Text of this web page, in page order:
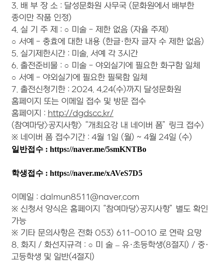
3. 배 부 장 소 : 달성문화원 사무국 (문화원에서 배부한
종이만 작품 인정)
4. 실 기 주 제 : ○ 미술 - 제한 없음 (자율 주제)
○ 서예 - 충효에 대한 내용 (한글·한자 글자 수 제한 없음)
5. 실기제한시간 : 미술, 서예 각 3시간
6. 출전준비물 : ○ 미술 - 야외실기에 필요한 화구함 일체
○ 서예 - 야외실기에 필요한 필묵함 일체
7. 출전신청기한 : 2024. 4.24(수)까지 달성문화원
홈페이지 또는 이메일 접수 및 방문 접수
홈페이지 : http://dgdscc.kr/
(참여마당>공지사항> “개최요강 내 네이버 폼” 링크 접수)
※ 네이버 폼 접수기간 : 4월 1일 (월) ~ 4월 24일 (수)
일반접수 : https://naver.me/5smKNTBo
학생접수 : https://naver.me/xAVeS7D5
이메일 : dalmun8511@naver.com
※ 신청서 양식은 홈페이지 “참여마당>공지사항” 별도 확인
가능
※ 기타 문의사항은 전화 053) 611-0010 로 연락 요망
8. 화지 / 화선지규격 : ○ 미 술 – 유·초등학생(8절지) / 중·
고등학생 및 일반(4절지)